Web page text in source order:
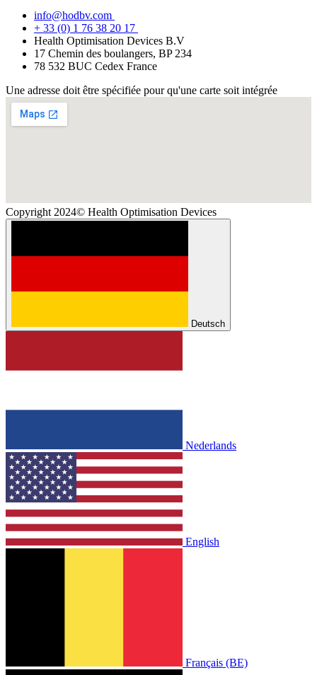
info@hodbv.com
+ 33 (0) 1 76 38 20 17
Health Optimisation Devices B.V
17 Chemin des boulangers, BP 234
78 532 BUC Cedex France
Une adresse doit être spécifiée pour qu'une carte soit intégrée
Copyright 2024© Health Optimisation Devices
Deutsch
Nederlands
English
Français (BE)